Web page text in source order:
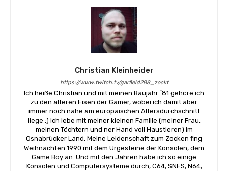
Christian Kleinheider
https://www.twitch.tv/garfield288_zockt
Ich heiße Christian und mit meinen Baujahr ´81 gehöre ich
zu den älteren Eisen der Gamer, wobei ich damit aber
immer noch nahe am europäischen Altersdurchschnitt
liege :) Ich lebe mit meiner kleinen Familie (meiner Frau,
meinen Töchtern und ner Hand voll Haustieren) im
Osnabrücker Land. Meine Leidenschaft zum Zocken fing
Weihnachten 1990 mit dem Urgesteine der Konsolen, dem
Game Boy an. Und mit den Jahren habe ich so einige
Konsolen und Computersysteme durch, C64, SNES, N64,